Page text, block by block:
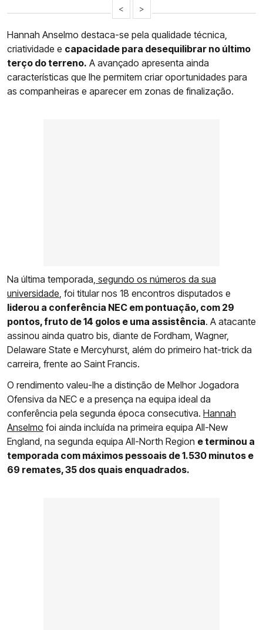
< >
Hannah Anselmo destaca-se pela qualidade técnica,
criatividade e capacidade para desequilibrar no último
terço do terreno. A avançado apresenta ainda
características que lhe permitem criar oportunidades para
as companheiras e aparecer em zonas de finalização.
Na última temporada, segundo os números da sua
universidade , foi titular nos 18 encontros disputados e
liderou a conferência NEC em pontuação, com 29
pontos, fruto de 14 golos e uma assistência. A atacante
assinou ainda quatro bis, diante de Fordham, Wagner,
Delaware State e Mercyhurst, além do primeiro hat-trick da
carreira, frente ao Saint Francis.
O rendimento valeu-lhe a distinção de Melhor Jogadora
Ofensiva da NEC e a presença na equipa ideal da
conferência pela segunda época consecutiva. Hannah
Anselmo foi ainda incluída na primeira equipa All-New
England, na segunda equipa All-North Region e terminou a
temporada com máximos pessoais de 1.530 minutos e
69 remates, 35 dos quais enquadrados.